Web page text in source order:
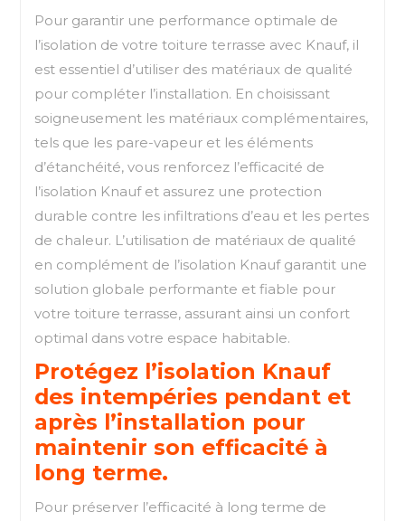
Pour garantir une performance optimale de
l’isolation de votre toiture terrasse avec Knauf, il
est essentiel d’utiliser des matériaux de qualité
pour compléter l’installation. En choisissant
soigneusement les matériaux complémentaires,
tels que les pare-vapeur et les éléments
d’étanchéité, vous renforcez l’efficacité de
l’isolation Knauf et assurez une protection
durable contre les infiltrations d’eau et les pertes
de chaleur. L’utilisation de matériaux de qualité
en complément de l’isolation Knauf garantit une
solution globale performante et fiable pour
votre toiture terrasse, assurant ainsi un confort
optimal dans votre espace habitable.
Protégez l’isolation Knauf
des intempéries pendant et
après l’installation pour
maintenir son efficacité à
long terme.
Pour préserver l’efficacité à long terme de